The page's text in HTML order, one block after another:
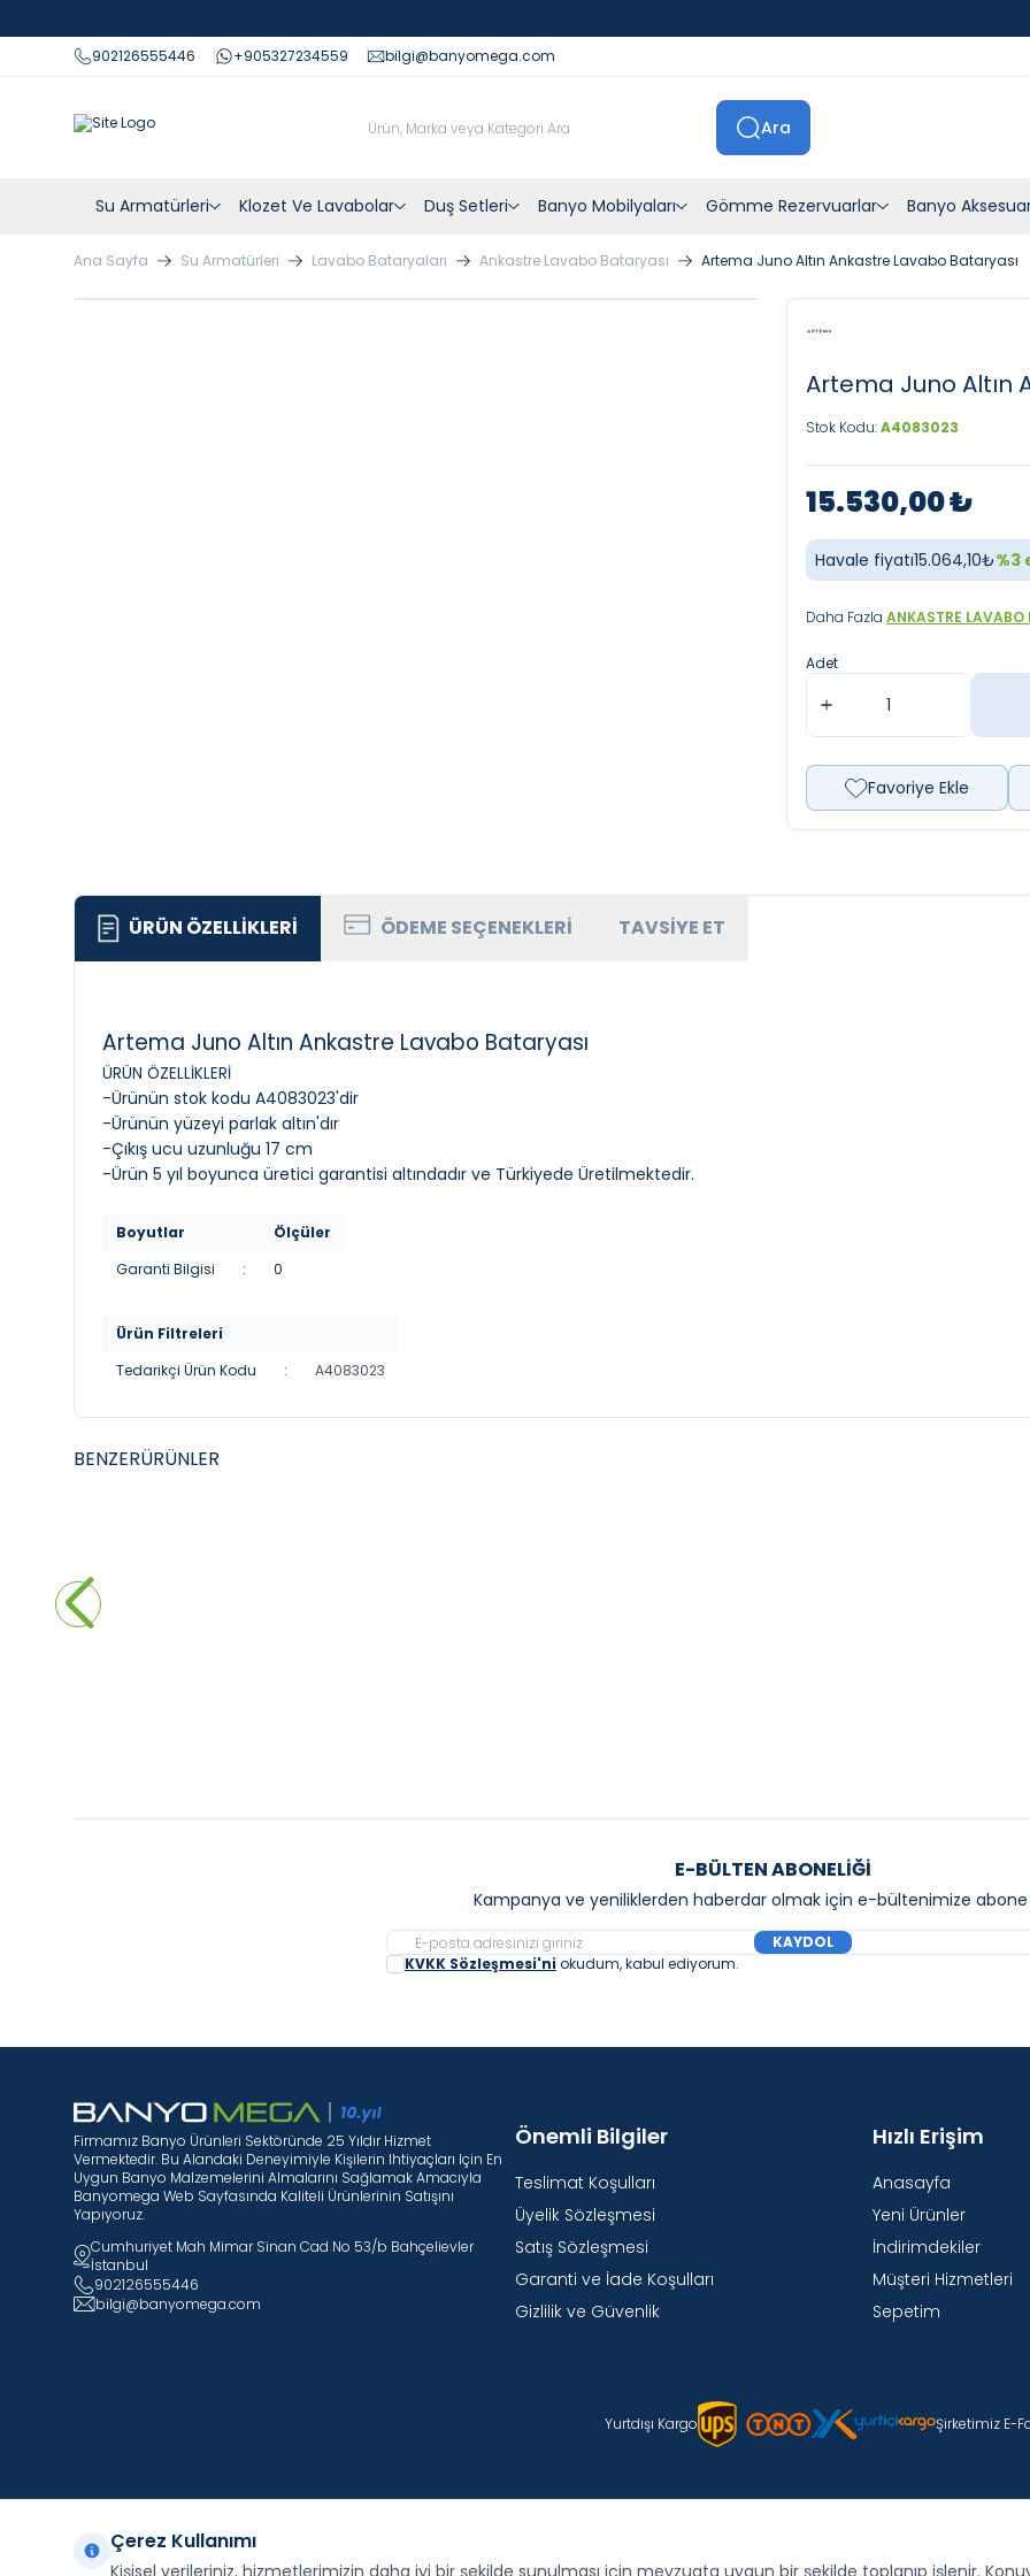
902126555446
+905327234559 bilgi@banyomega.com
Ara
Su Armatürleri Klozet Ve Lavabolar Duş Setleri Banyo Mobilyaları Gömme Rezervuarlar Banyo
Ana Sayfa Su Armatürleri Lavabo Bataryaları Ankastre Lavabo Bataryası Artema Juno Altın Ankastre Lavabo Bataryası
Artema Juno Altın
Stok Kodu:A4083023
15.530,00₺
Havale fiyatı15.064,10₺%3
Daha Fazla ANKASTRE LAVABO
Adet
Favoriye Ekle
ÜRÜN ÖZELLIKLERI ÖDEME SEÇENEKLERI TAVSIYE ET
Artema Juno Altın Ankastre Lavabo Bataryası
ÜRÜN ÖZELLİKLERİ
-Ürünün stok kodu A4083023'dir
-Ürünün yüzeyi parlak altın'dır
-Çıkış ucu uzunluğu 17 cm
-Ürün 5 yıl boyunca üretici garantisi altındadır ve Türkiyede Üretilmektedir.
Boyutlar
Ölçüler
Garanti Bilgisi
: 0
Ürün Filtreleri
Tedarikçi Ürün Kodu
: A4083023
BENZERÜRÜNLER
Bataryası Mat Altın
%
E-BÜLTEN ABONELIĞI
Kampanya ve yeniliklerden haberdar olmak için e-bültenimize
KAYDOL
KVKK Sözleşmesi'ni okudum, kabul ediyorum.
Firmamız Banyo Ürünleri Sektöründe 25 Yıldır Hizmet
Vermektedir. Bu Alandaki Deneyimiyle Kişilerin Ihtiyaçları Için En
Uygun Banyo Malzemelerini Almalarını Sağlamak Amacıyla
Banyomega Web Sayfasında Kaliteli Ürünlerinin Satışını
Yapıyoruz.
Cumhuriyet Mah Mimar Sinan Cad No 53/b Bahçelievler
İstanbul
902126555446
bilgi@banyomega.com
Önemli Bilgiler
Teslimat Koşulları
Üyelik Sözleşmesi
Satış Sözleşmesi
Garanti ve İade Koşulları
Gizlilik ve Güvenlik
Hızlı Erişim
Anasayfa
Yeni Ürünler
İndirimdekiler
Müşteri Hizmetleri
Sepetim
Yurtdışı Kargo Şirketimiz E-
Çerez Kullanımı
Kişisel verileriniz, hizmetlerimizin daha iyi bir şekilde sunulması için mevzuata uygun bir şekilde toplanıp işlenir.